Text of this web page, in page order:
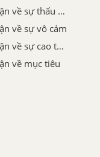
Viết đoạn văn nghị luận về sự thấu cảm
về sự vô cảm
Viết đoạn văn nghị luận về sự cao thượng
về mục tiêu